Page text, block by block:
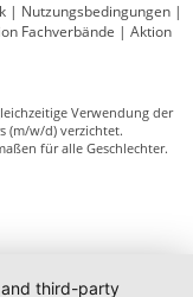
| Nutzungsbedingungen |
Fachverbände | Aktion
Verwendung der
(m/w/d) verzichtet.
für alle Geschlechter.
third-party